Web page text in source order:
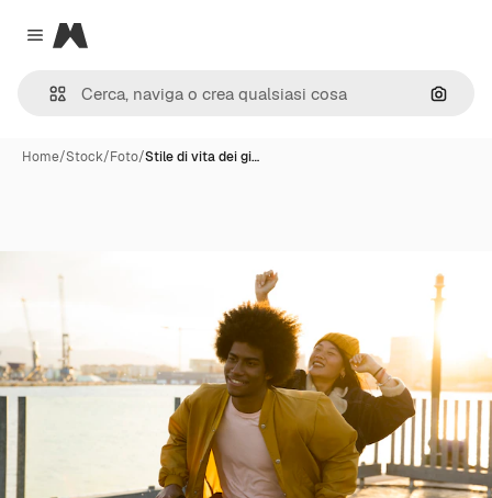
Close menu
Magnific
Cerca
Home/Stock/Foto/Stile di vita dei gi…